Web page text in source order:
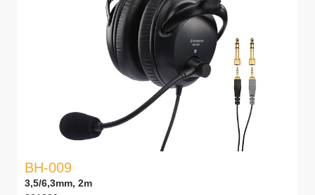
BH-009
3,5/6,3mm, 2m